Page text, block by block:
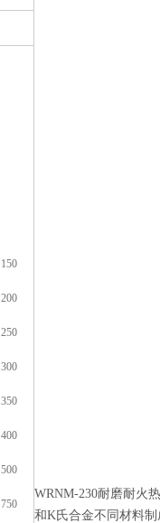
WRNM-230耐磨耐火
和K氏合金不同材料